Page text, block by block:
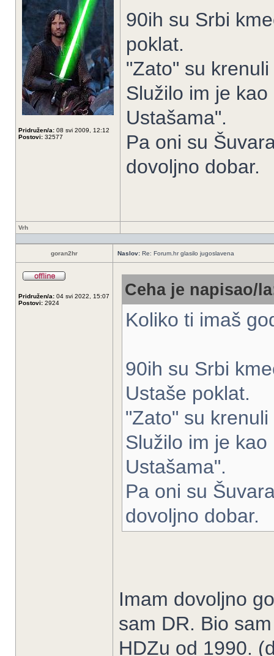
Pridružen/a: 08 svi 2009, 12:12
Postovi: 32577
90ih su Srbi
poklat.
"Zato" su
Služilo im je
Ustašama".
Pa oni su
dovoljno dobar.
Vrh
goran2hr Naslov: Re: Forum.hr glasilo jugoslavena
Pridružen/a: 04 svi 2022, 15:07
Postovi: 2924
Ceha je napisao/
Koliko ti imaš
90ih su Srbi
Ustaše poklat.
"Zato" su
Služilo im je
Ustašama".
Pa oni su
dovoljno dobar.
Imam dovoljno
sam DR. Bio
HDZu od 1990.